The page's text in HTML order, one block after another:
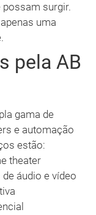
surgir.
uma
pela AB
gama de
e automação
estão:
theater
áudio e vídeo